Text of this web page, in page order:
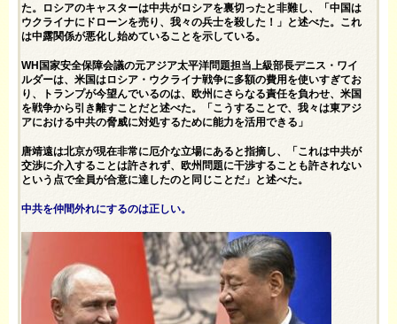
た。ロシアのキャスターは中共がロシアを裏切ったと非難し、「中国は
ウクライナにドローンを売り、我々の兵士を殺した！」と述べた。これ
は中露関係が悪化し始めていることを示している。
WH国家安全保障会議の元アジア太平洋問題担当上級部長デニス・ワイ
ルダーは、米国はロシア・ウクライナ戦争に多額の費用を使いすぎてお
り、トランプが今望んでいるのは、欧州にさらなる責任を負わせ、米国
を戦争から引き離すことだと述べた。「こうすることで、我々は東アジ
アにおける中共の脅威に対処するために能力を活用できる」
唐靖遠は北京が現在非常に厄介な立場にあると指摘し、「これは中共が
交渉に介入することは許されず、欧州問題に干渉することも許されない
という点で全員が合意に達したのと同じことだ」と述べた。
中共を仲間外れにするのは正しい。